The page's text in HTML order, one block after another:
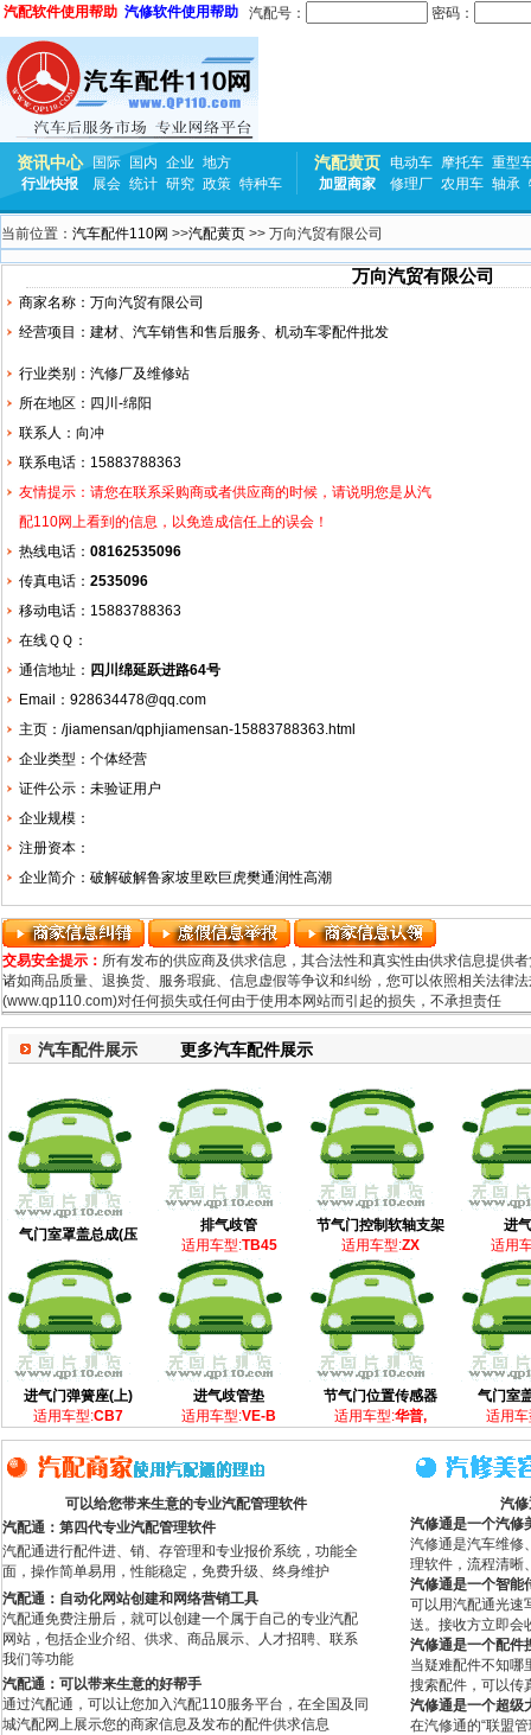
汽配软件使用帮助 汽修软件使用帮助 汽配号： 密码：
资讯中心 国际 国内 企业 地方
行业快报
展会 统计 研究 政策 特种车
汽配黄页 电动车 摩托车 重型
加盟商家
修理厂 农用车 轴承
当前位置： 汽车配件110网 >>汽配黄页 >> 万向汽贸有限公司
万向汽贸有限公司
商家名称：万向汽贸有限公司
经营项目：建材、汽车销售和售后服务、机动车零配件批发
行业类别：汽修厂及维修站
所在地区：四川-绵阳
联系人：向冲
联系电话：15883788363
友情提示：请您在联系采购商或者供应商的时候，请说明您是从汽
配110网上看到的信息，以免造成信任上的误会！
热线电话： 08162535096
传真电话： 2535096
移动电话：15883788363
在线ＱＱ：
通信地址： 四川绵延跃进路64号
Email：928634478@qq.com
主页： /jiamensan/qphjiamensan-15883788363.html
企业类型：个体经营
证件公示：未验证用户
企业规模：
注册资本：
企业简介：破解破解鲁家坡里欧巨虎樊通润性高潮
交易安全提示： 所有发布的供应商及供求信息，其合法性和真实性由供求信息提供
诸如商品质量、退换货、服务瑕疵、信息虚假等争议和纠纷，您可以依照相关法律
(www.qp110.com)对任何损失或任何由于使用本网站而引起的损失，不承担责任
汽车配件展示 更多汽车配件展示
气门室罩盖总成(压
排气歧管
适用车型:TB45
节气门控制软轴支架
适用车型:ZX
进
适用
进气门弹簧座(上)
适用车型:CB7
进气歧管垫
适用车型:VE-B
节气门位置传感器
适用车型:华普,
气门室
适用车
可以给您带来生意的专业汽配管理软件
汽配通：第四代专业汽配管理软件
汽配通进行配件进、销、存管理和专业报价系统，功能全
面，操作简单易用，性能稳定，免费升级、终身维护
汽配通：自动化网站创建和网络营销工具
汽配通免费注册后，就可以创建一个属于自己的专业汽配
网站，包括企业介绍、供求、商品展示、人才招聘、联系
我们等功能
汽配通：可以带来生意的好帮手
通过汽配通，可以让您加入汽配110服务平台，在全国及同
城汽配网上展示您的商家信息及发布的配件供求信息
汽
汽修通是一个汽修
汽修通是汽车维修
理软件，流程清晰
汽修通是一个智能
可以用汽配通光速
送。接收方立即会
汽修通是一个配件
当疑难配件不知哪
搜索配件，可以传
汽修通是一个超级
在汽修通的“联盟